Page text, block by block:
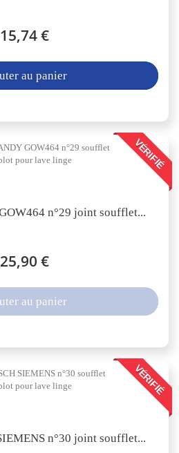
15,74 €
au panier
VÉRIFIÉ
n°29 joint soufflet...
25,90 €
au panier
VÉRIFIÉ
n°30 joint soufflet...